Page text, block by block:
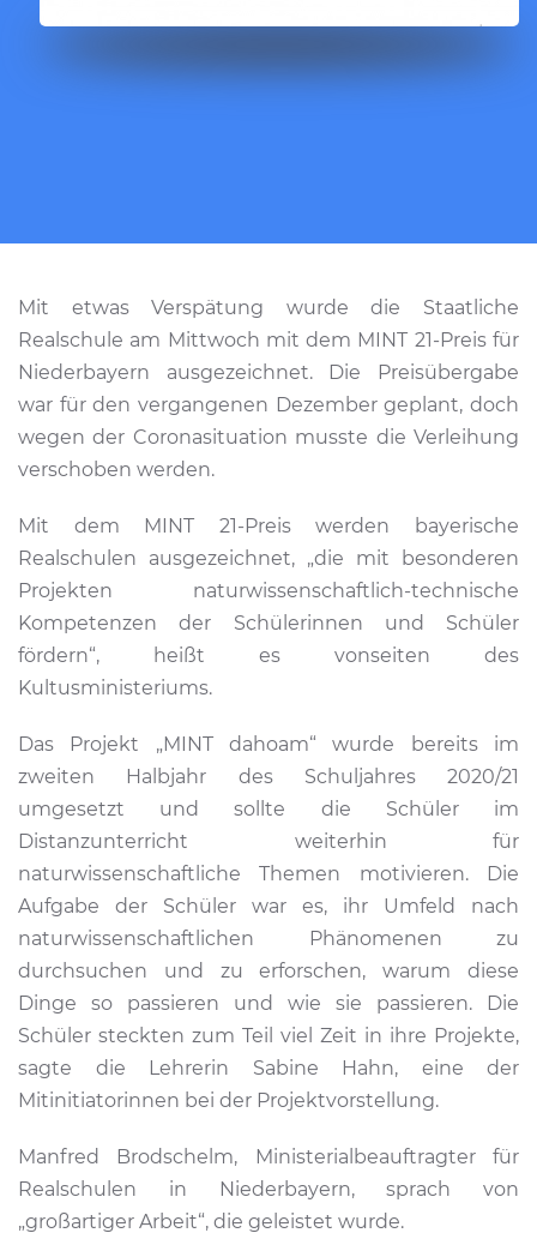
Mit etwas Verspätung wurde die Staatliche
Realschule am Mittwoch mit dem MINT 21-Preis für
Niederbayern ausgezeichnet. Die Preisübergabe
war für den vergangenen Dezember geplant, doch
wegen der Coronasituation musste die Verleihung
verschoben werden.
Mit dem MINT 21-Preis werden bayerische
Realschulen ausgezeichnet, „die mit besonderen
Projekten naturwissenschaftlich-technische
Kompetenzen der Schülerinnen und Schüler
fördern“, heißt es vonseiten des
Kultusministeriums.
Das Projekt „MINT dahoam“ wurde bereits im
zweiten Halbjahr des Schuljahres 2020/21
umgesetzt und sollte die Schüler im
Distanzunterricht weiterhin für
naturwissenschaftliche Themen motivieren. Die
Aufgabe der Schüler war es, ihr Umfeld nach
naturwissenschaftlichen Phänomenen zu
durchsuchen und zu erforschen, warum diese
Dinge so passieren und wie sie passieren. Die
Schüler steckten zum Teil viel Zeit in ihre Projekte,
sagte die Lehrerin Sabine Hahn, eine der
Mitinitiatorinnen bei der Projektvorstellung.
Manfred Brodschelm, Ministerialbeauftragter für
Realschulen in Niederbayern, sprach von
„großartiger Arbeit“, die geleistet wurde.